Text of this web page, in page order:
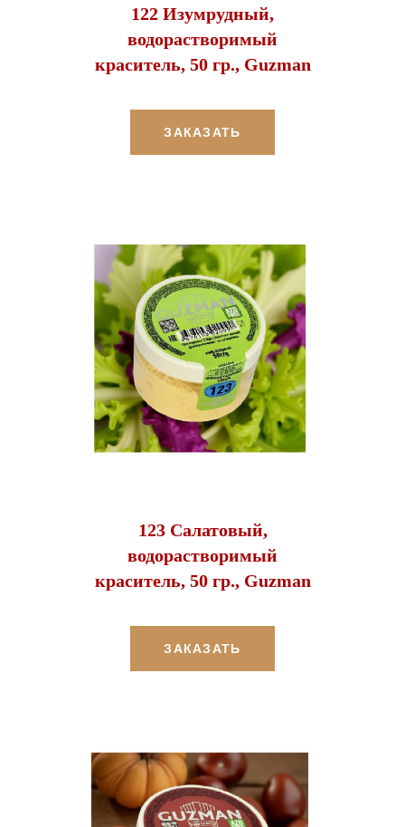
122 Изумрудный,
водорастворимый
краситель, 50 гр., Guzman
ЗАКАЗАТЬ
123 Салатовый,
водорастворимый
краситель, 50 гр., Guzman
ЗАКАЗАТЬ